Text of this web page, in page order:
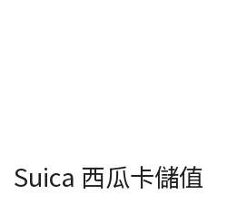
Suica 西瓜卡儲值